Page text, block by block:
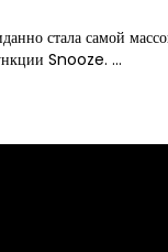
стала самой
Snooze. ...